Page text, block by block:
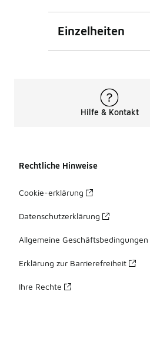
Einzelheiten
Hilfe & Kontakt
Rechtliche Hinweise
Cookie-erklärung
Datenschutzerklärung
Allgemeine Geschäftsbedingungen
Erklärung zur Barrierefreiheit
Ihre Rechte